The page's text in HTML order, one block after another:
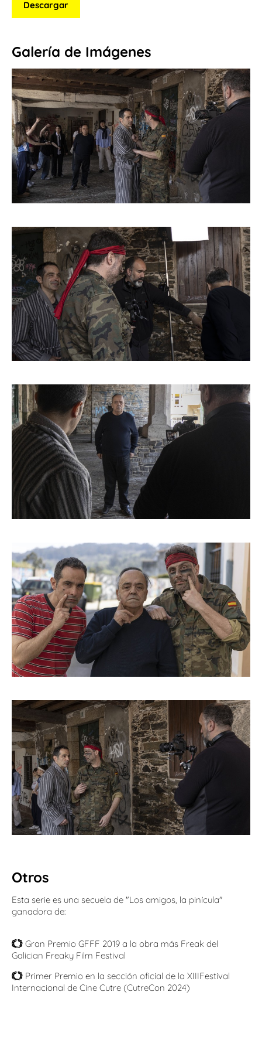
Descargar
Galería de Imágenes
Otros
Esta serie es una secuela de "Los amigos, la pinícula"
ganadora de:
Gran Premio GFFF 2019 a la obra más Freak del
Galician Freaky Film Festival
Primer Premio en la sección oficial de la XIIIFestival
Internacional de Cine Cutre (CutreCon 2024)